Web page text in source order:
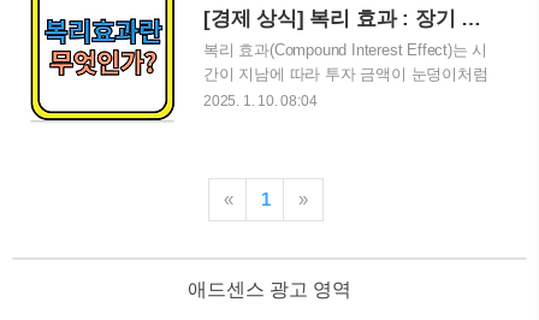
[경제 상식] 복리 효과 : 장기 투자에서 이익이 불어나는 원리
복리 효과(Compound Interest Effect)는 시
간이 지남에 따라 투자 금액이 눈덩이처럼
불어나는 강력한 재테크 원리입니다. 이번
다. (복리의 마법을 이해하고, 장기 투자로
재정적 성공을 이루는 방법을 탐구해 보세
리는 원금과 그동안 발생한 이자를 합산한
2025. 1. 10. 08:04
« 1 »
애드센스 광고 영역